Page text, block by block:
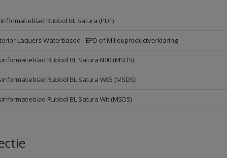
Rubbol BL Satura (PDF)
Laquers Waterbased - EPD of Milieuproductverklaring
Rubbol BL Satura N00 (MSDS)
Rubbol BL Satura W05 (MSDS)
Rubbol BL Satura Wit (MSDS)